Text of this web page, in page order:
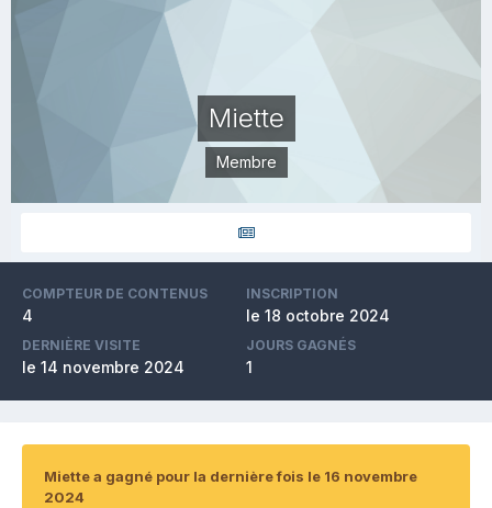
Miette
Membre
COMPTEUR DE CONTENUS
4
INSCRIPTION
le 18 octobre 2024
DERNIÈRE VISITE
le 14 novembre 2024
JOURS GAGNÉS
1
Miette a gagné pour la dernière fois le 16 novembre
2024